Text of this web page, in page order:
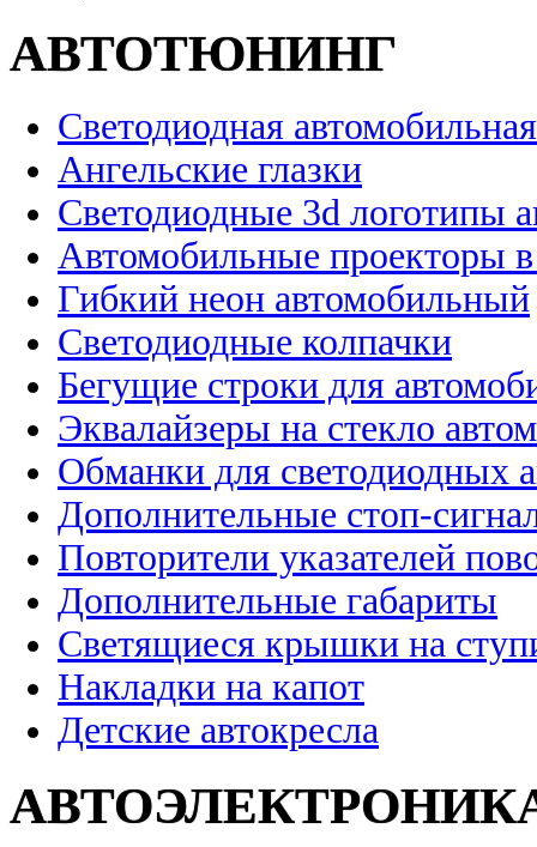
АВТОТЮНИНГ
Светодиодная
Ангельские глазки
Светодиодные 3d логотипы
Автомобильные проекторы
Гибкий неон автомобильный
Светодиодные колпачки
Бегущие строки для
Эквалайзеры на стекло
Обманки для светодиодных
Дополнительные стоп-
Повторители указателей
Дополнительные габариты
Светящиеся крышки на
Накладки на капот
Детские автокресла